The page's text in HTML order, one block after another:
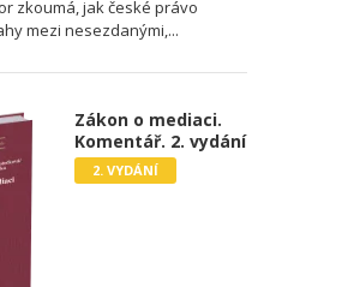
zkoumá, jak české právo
mezi nesezdanými,...
Zákon o mediaci.
Komentář. 2. vydání
2. VYDÁNÍ